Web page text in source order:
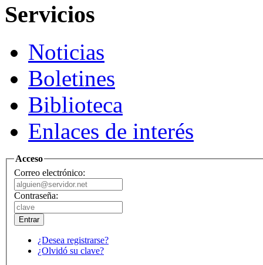
Servicios
Noticias
Boletines
Biblioteca
Enlaces de interés
Acceso
Correo electrónico:
Contraseña:
¿Desea registrarse?
¿Olvidó su clave?